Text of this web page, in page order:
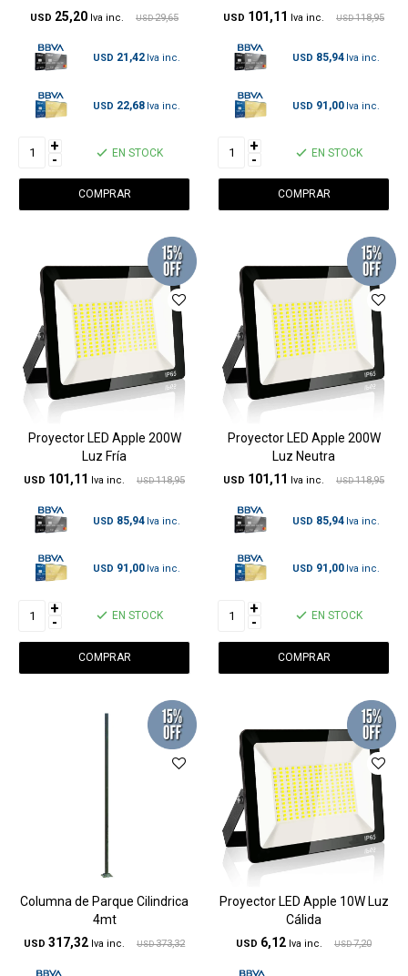
USD 25,20 USD 29,65
USD 21,42
USD 22,68
+
- EN STOCK
USD 101,11 USD 118,95
USD 85,94
USD 91,00
+
- EN STOCK
Proyector LED Apple 200W
Luz Fría
USD 101,11 USD 118,95
USD 85,94
USD 91,00
+
- EN STOCK
Proyector LED Apple 200W
Luz Neutra
USD 101,11 USD 118,95
USD 85,94
USD 91,00
+
- EN STOCK
Columna de Parque Cilindrica
4mt
USD 317,32 USD 373,32
Proyector LED Apple 10W Luz
Cálida
USD 6,12 USD 7,20